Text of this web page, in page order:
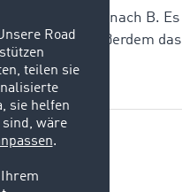
Güter von A nach B. Es
zählen außerdem das
mit der